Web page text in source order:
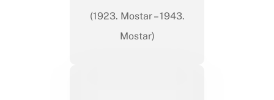
(1923. Mostar – 1943.
Mostar)